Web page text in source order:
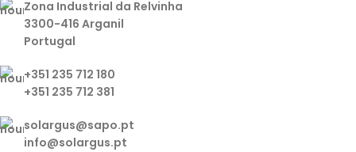
Zona Industrial da Relvinha
3300-416 Arganil
Portugal
+351 235 712 180
+351 235 712 381
solargus@sapo.pt
info@solargus.pt